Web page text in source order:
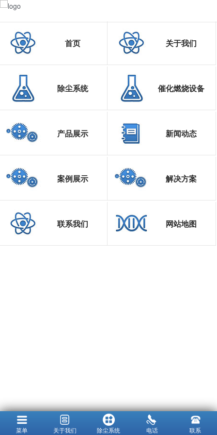
首页 关于我们
除尘系统 催化燃烧设备
产品展示 新闻动态
案例展示 解决方案
联系我们 网站地图
菜单 关于我们 除尘系统 电话 联系